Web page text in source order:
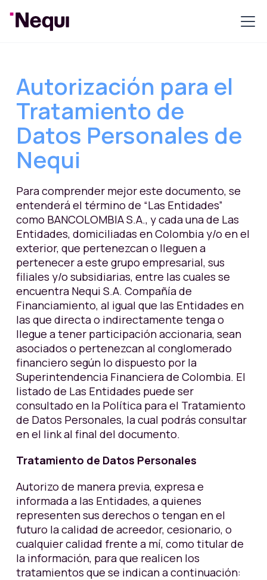
Autorización para el
Tratamiento de
Datos Personales de
Nequi
Para comprender mejor este documento, se
entenderá el término de “Las Entidades”
como BANCOLOMBIA S.A., y cada una de Las
Entidades, domiciliadas en Colombia y/o en el
exterior, que pertenezcan o lleguen a
pertenecer a este grupo empresarial, sus
filiales y/o subsidiarias, entre las cuales se
encuentra Nequi S.A. Compañía de
Financiamiento, al igual que las Entidades en
las que directa o indirectamente tenga o
llegue a tener participación accionaria, sean
asociados o pertenezcan al conglomerado
financiero según lo dispuesto por la
Superintendencia Financiera de Colombia. El
listado de Las Entidades puede ser
consultado en la Política para el Tratamiento
de Datos Personales, la cual podrás consultar
en el link al final del documento.
Tratamiento de Datos Personales
Autorizo de manera previa, expresa e
informada a las Entidades, a quienes
representen sus derechos o tengan en el
futuro la calidad de acreedor, cesionario, o
cualquier calidad frente a mí, como titular de
la información, para que realicen los
tratamientos que se indican a continuación: